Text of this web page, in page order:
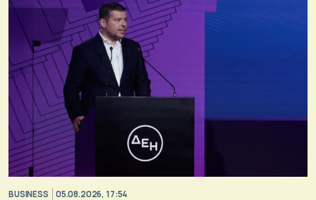
BUSINESS 05.08.2026, 17:54